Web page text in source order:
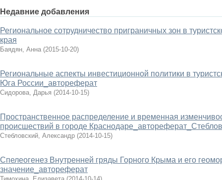
Недавние добавления
Региональное сотрудничество приграничных зон в
края
Баядян, Анна (2015-10-20)
Региональные аспекты инвестиционной политики в
Юга России_автореферат
Сидорова, Дарья (2014-10-15)
Пространственное распределение и временная
происшествий в городе
Стебловский, Александр (2014-10-15)
Спелеогенез Внутренней гряды Горного Крыма и его
значение_автореферат